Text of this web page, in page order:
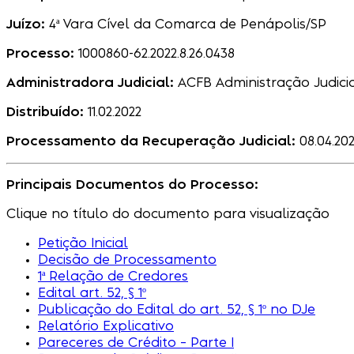
Juízo: 4ª Vara Cível da Comarca de Penápolis/SP
Processo: 1000860-62.2022.8.26.0438
Administradora Judicial: ACFB Administração
Distribuído: 11.02.2022
Processamento da Recuperação Judicial:
Principais Documentos do Processo:
Clique no título do documento para visualização
Petição Inicial
Decisão de Processamento
1ª Relação de Credores
Edital art. 52, § 1º
Publicação do Edital do art. 52, § 1º no DJe
Relatório Explicativo
Pareceres de Crédito – Parte I